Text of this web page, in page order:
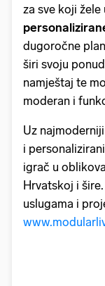
za sve koji žele
dugoročne
širi svoju
namještaj te
moderan i
Uz
i
igrač u
Hrvatskoj i
uslugama i